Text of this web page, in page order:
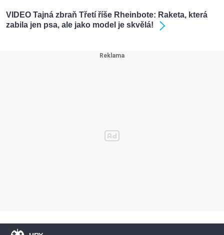
VIDEO Tajná zbraň Třetí říše Rheinbote: Raketa, která
zabila jen psa, ale jako model je skvělá!